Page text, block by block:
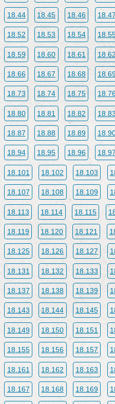
18.44 18.45 18.46
18.52 18.53 18.54
18.59 18.60 18.61 18.62
18.66 18.67 18.68
18.73 18.74 18.75
18.80 18.81 18.82
18.87 18.88 18.89
18.94 18.95 18.96 18.97
18.101 18.102 18.103
18.107 18.108 18.109
18.113 18.114 18.115
18.119 18.120 18.121
18.125 18.126 18.127
18.131 18.132 18.133
18.137 18.138 18.139
18.143 18.144 18.145
18.149 18.150 18.151
18.155 18.156 18.157
18.161 18.162 18.163
18.167 18.168 18.169